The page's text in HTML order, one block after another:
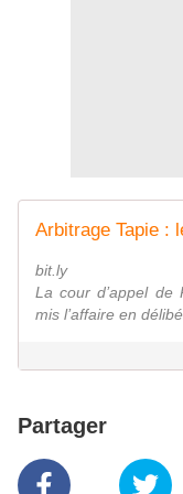
bit.ly
La cour d’appel de
mis l’affaire en
Partager